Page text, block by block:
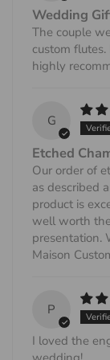
vous
Gardez à
à jour en ligne
Impôts
États-Unis
Il n'y a
les
Canada
Pour les
devront payer
est expédiée.
Si cela fait 7
numéro de
sous 30 jours
Bien que nous
de l'article
possible pour
- J'essaie
semble
Ne vous
instantanée
contacterons
réalisé avant la
- Ma
Wedding
The couple
custom
highly
G
Etched
Our order of
as described
product is
well worth
presentation.
Maison
P
I loved the